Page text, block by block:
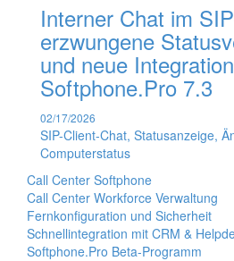
Interner Chat im
erzwungene
und neue
Softphone.Pro 7.3
02/17/2026
SIP-Client-Chat, Statusanzeige,
Computerstatus
Call Center Softphone
Call Center Workforce Verwaltung
Fernkonfiguration und Sicherheit
Schnellintegration mit CRM &
Softphone.Pro Beta-Programm